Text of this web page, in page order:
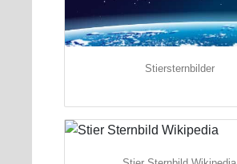
Stiersternbilder